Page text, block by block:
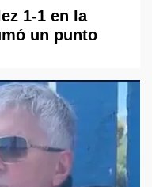
1-1 en la
un punto